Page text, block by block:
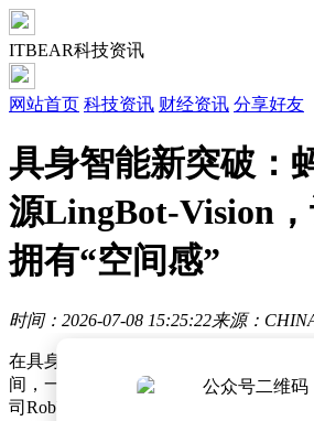
ITBEAR科技资讯
网站首页 科技资讯 财经资讯 分享好友
具身智能新突破：
源LingBot-Vision
拥有“空间感”
时间：2026-07-08 15:25:22来源：
在具身智能领域，如何让机器人像人
间，一直是一个核心难题。近日，蚂
司Robbyant正式开源了LingBot-Vision